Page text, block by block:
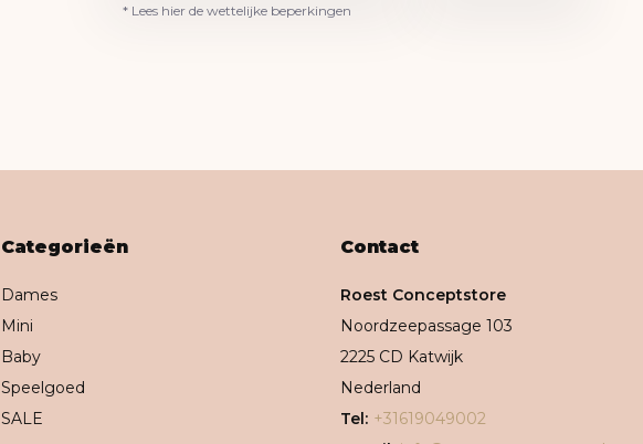
* Lees hier de wettelijke beperkingen
Categorieën
Dames
Mini
Baby
Speelgoed
SALE
Contact
Roest Conceptstore
Noordzeepassage 103
2225 CD Katwijk
Nederland
Tel: +31619049002